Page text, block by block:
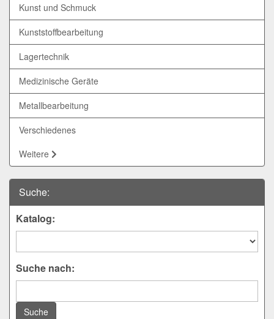
Kunst und Schmuck
Kunststoffbearbeitung
Lagertechnik
Medizinische Geräte
Metallbearbeitung
Verschiedenes
Weitere
Suche:
Katalog:
Suche nach:
Suche